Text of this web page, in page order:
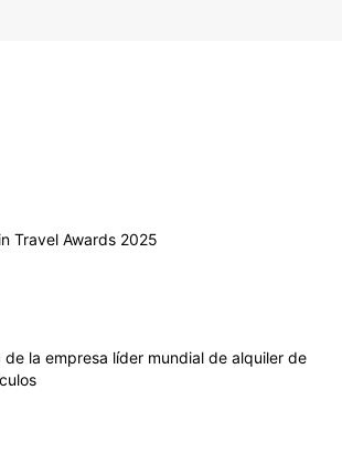
Travel Awards 2025
de la empresa líder mundial de alquiler de